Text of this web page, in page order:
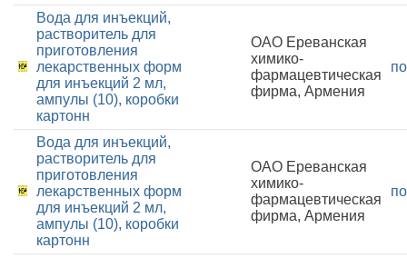
Вода для инъекций,
растворитель для
приготовления
лекарственных форм
для инъекций 2 мл,
ампулы (10), коробки
картонн
ОАО Ереванская
химико-
фармацевтическая
фирма, Армения
Вода для инъекций,
растворитель для
приготовления
лекарственных форм
для инъекций 2 мл,
ампулы (10), коробки
картонн
ОАО Ереванская
химико-
фармацевтическая
фирма, Армения